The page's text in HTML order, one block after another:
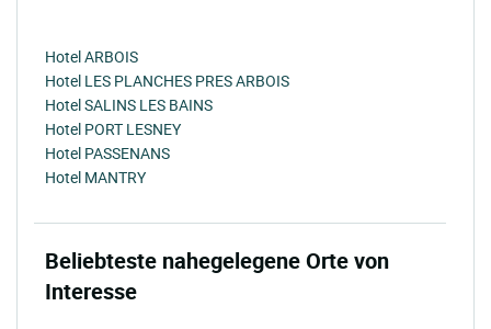
Hotel ARBOIS
Hotel LES PLANCHES PRES ARBOIS
Hotel SALINS LES BAINS
Hotel PORT LESNEY
Hotel PASSENANS
Hotel MANTRY
Beliebteste nahegelegene Orte von
Interesse